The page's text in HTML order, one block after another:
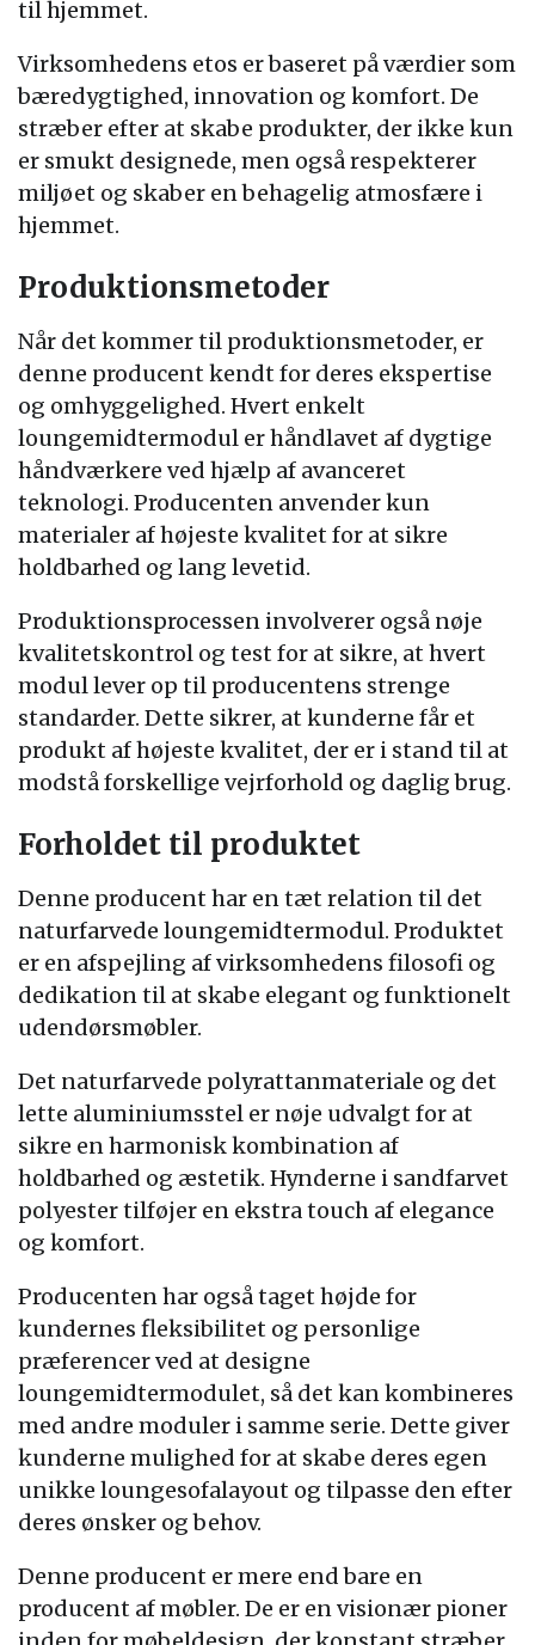
til hjemmet.
Virksomhedens etos er baseret på værdier som
bæredygtighed, innovation og komfort. De
stræber efter at skabe produkter, der ikke kun
er smukt designede, men også respekterer
miljøet og skaber en behagelig atmosfære i
hjemmet.
Produktionsmetoder
Når det kommer til produktionsmetoder, er
denne producent kendt for deres ekspertise
og omhyggelighed. Hvert enkelt
loungemidtermodul er håndlavet af dygtige
håndværkere ved hjælp af avanceret
teknologi. Producenten anvender kun
materialer af højeste kvalitet for at sikre
holdbarhed og lang levetid.
Produktionsprocessen involverer også nøje
kvalitetskontrol og test for at sikre, at hvert
modul lever op til producentens strenge
standarder. Dette sikrer, at kunderne får et
produkt af højeste kvalitet, der er i stand til at
modstå forskellige vejrforhold og daglig brug.
Forholdet til produktet
Denne producent har en tæt relation til det
naturfarvede loungemidtermodul. Produktet
er en afspejling af virksomhedens filosofi og
dedikation til at skabe elegant og funktionelt
udendørsmøbler.
Det naturfarvede polyrattanmateriale og det
lette aluminiumsstel er nøje udvalgt for at
sikre en harmonisk kombination af
holdbarhed og æstetik. Hynderne i sandfarvet
polyester tilføjer en ekstra touch af elegance
og komfort.
Producenten har også taget højde for
kundernes fleksibilitet og personlige
præferencer ved at designe
loungemidtermodulet, så det kan kombineres
med andre moduler i samme serie. Dette giver
kunderne mulighed for at skabe deres egen
unikke loungesofalayout og tilpasse den efter
deres ønsker og behov.
Denne producent er mere end bare en
producent af møbler. De er en visionær pioner